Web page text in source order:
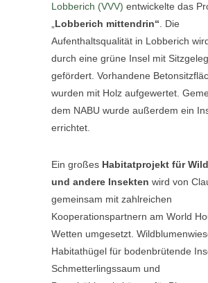
Lobberich (VVV) entwickelte das
Lobberich mittendrin“ . Die
Aufenthaltsqualität in Lobberich
durch eine grüne Insel mit
gefördert. Vorhandene
wurden mit Holz aufgewertet.
dem NABU wurde außerdem ein
errichtet.
Ein großes Habitatprojekt für
und andere Insekten wird von
gemeinsam mit zahlreichen
Kooperationspartnern am World
Wetten umgesetzt.
Habitathügel für bodenbrütende
Schmetterlingssaum und